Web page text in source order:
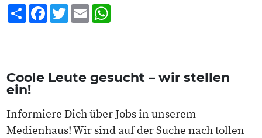
TeilenFacebook
Twitter
EmailWhatsApp
Coole Leute gesucht – wir stellen
ein!
Informiere Dich über Jobs in unserem
Medienhaus! Wir sind auf der Suche nach tollen